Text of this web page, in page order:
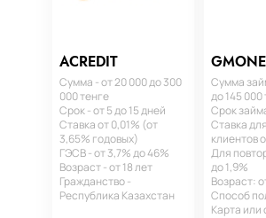
ACREDIT
Сумма - от 20 000 до 300
000 тенге
Срок - от 5 до 15 дней
Ставка от 0,01% (от
3,65% годовых)
ГЭСВ - от 3,7% до 46%
Возраст - от 18 лет
Гражданство -
Республика Казахстан
Сумма
до 145 000
Срок
Ставка
клиентов
Для
до 1,9%
Возраст:
Способ
Карта или